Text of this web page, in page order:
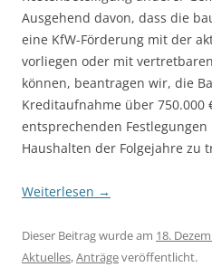
Ausgehend davon, dass die
eine KfW-Förderung mit der
vorliegen oder mit
können, beantragen wir, die
Kreditaufnahme über 750.000
entsprechenden
Haushalten der Folgejahre zu
Weiterlesen →
Dieser Beitrag wurde am 18.
Aktuelles,Anträgeveröffentlicht.